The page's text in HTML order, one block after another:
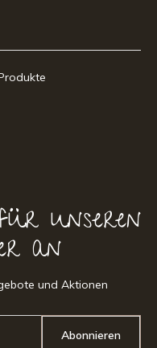
unseren
an
und Aktionen
Abonnieren